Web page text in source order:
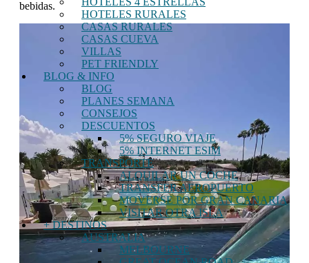
HOTELES RURALES
CASAS RURALES
CASAS CUEVA
VILLAS
PET FRIENDLY
BLOG & INFO
BLOG
PLANES SEMANA
CONSEJOS
DESCUENTOS
5% SEGURO VIAJE
5% INTERNET ESIM
TRANSPORTE
ALQUILAR UN COCHE
TRANSFER AEROPUERTO
MOVERSE POR GRAN CANARIA
VISITAR OTRA ISLA
+ DESTINOS
AUSTRALIA
MELBOURNE
bebidas.